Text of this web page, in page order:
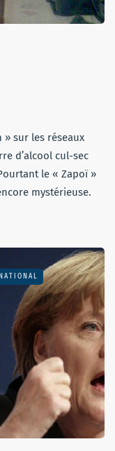
sur les réseaux
d’alcool cul-sec
le « Zapoï »
mystérieuse.